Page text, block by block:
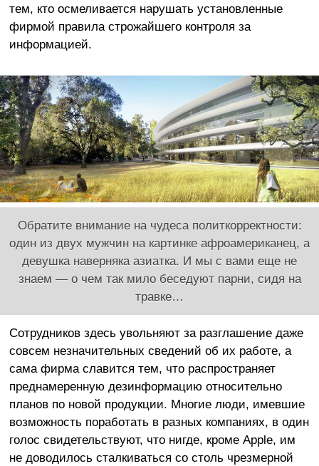
тем, кто осмеливается нарушать установленные
фирмой правила строжайшего контроля за
информацией.
Обратите внимание на чудеса политкорректности:
один из двух мужчин на картинке афроамериканец, а
девушка наверняка азиатка. И мы с вами еще не
знаем — о чем так мило беседуют парни, сидя на
травке…
Сотрудников здесь увольняют за разглашение даже
совсем незначительных сведений об их работе, а
сама фирма славится тем, что распространяет
преднамеренную дезинформацию относительно
планов по новой продукции. Многие люди, имевшие
возможность поработать в разных компаниях, в один
голос свидетельствуют, что нигде, кроме Apple, им
не доводилось сталкиваться со столь чрезмерной